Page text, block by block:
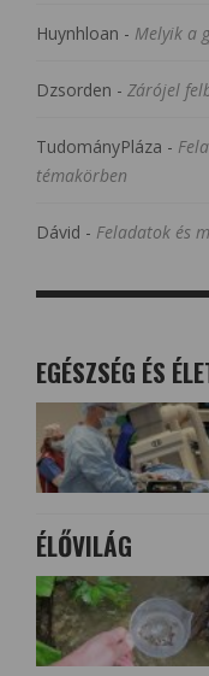
Huynhloan - Melyik a
Dzsorden - Zárójel
TudományPláza -
témakörben
Dávid - Feladatok és
EGÉSZSÉG ÉS
ÉLŐVILÁG